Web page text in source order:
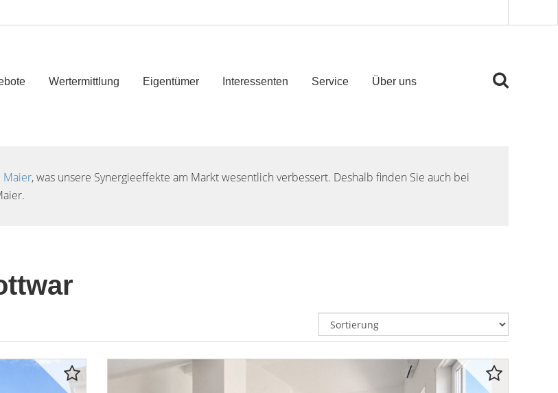
Wertermittlung Eigentümer Interessenten Service Über uns
Maier, was unsere Synergieeffekte am Markt wesentlich verbessert. Deshalb finden Sie auch bei